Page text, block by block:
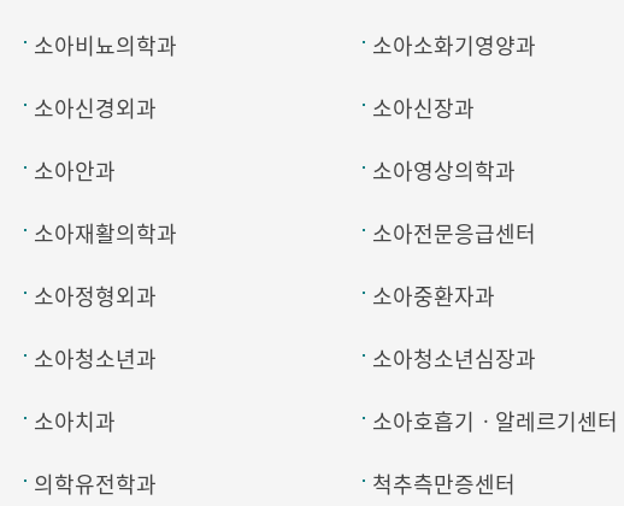
소아비뇨의학과
소아소화기영양과
소아신경외과
소아신장과
소아안과
소아영상의학과
소아재활의학과
소아전문응급센터
소아정형외과
소아중환자과
소아청소년과
소아청소년심장과
소아치과
소아호흡기ㆍ알레르기센터
의학유전학과
척추측만증센터